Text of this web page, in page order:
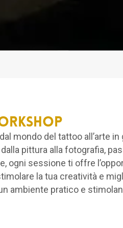
mondo del tattoo all’arte in
pittura alla fotografia,
ogni sessione ti offre
la tua creatività e
ambiente pratico e